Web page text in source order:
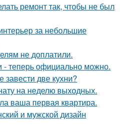
ремонт так, чтобы не был
за небольшие
не доплатили.
- теперь официально можно.
завести две кухни?
на неделю выходных.
ваша первая квартира.
и мужской дизайн